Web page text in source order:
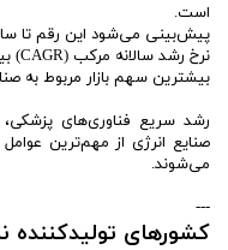
است.
پیش‌بینی می‌شود این رقم تا سال 2030 از 2.3 میلیارد دلار عبور
نرخ رشد سالانه مرکب (CAGR) بین 10 تا 13 درصد تخمین زده می‌شود.
بیشترین سهم بازار مربوط به
رشد سریع فناوری‌های
صنایع انرژی از مهم‌ترین
می‌شوند.
---
کشورهای